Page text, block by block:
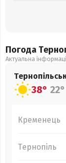
Погода
Актуальна
38° 22°
Кременець
Тернопіль